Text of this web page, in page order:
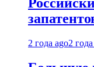
2 года ago2